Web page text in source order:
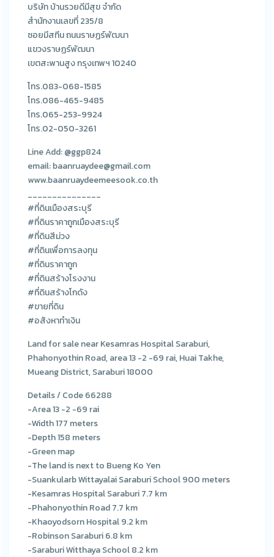
บริษัท บ้านรวยดีมีสุข จำกัด
สำนักงานเลขที่ 235/8
ซอยมีสทีน ถนนราษฏร์พัฒนา
แขวงราษฏร์พัฒนา
เขตสะพานสูง กรุงเทพฯ 10240
โทร.083-068-1585
โทร.086-465-9485
โทร.065-253-9924
โทร.02-050-3261
Line Add: @ggp824
email: baanruaydee@gmail.com
www.baanruaydeemeesook.co.th
_______________
#ที่ดินเมืองสระบุรี
#ที่ดินราคาถูกเมืองสระบุรี
#ที่ดินสีม่วง
#ที่ดินเพื่อการลงทุน
#ที่ดินราคาถูก
#ที่ดินสร้างโรงงาน
#ที่ดินสร้างโกดัง
#ขายที่ดิน
#อสังหาทำเงิน
Land for sale near Kesamras Hospital Saraburi,
Phahonyothin Road, area 13 -2 -69 rai, Huai Takhe,
Mueang District, Saraburi 18000
Details / Code 66288
-Area 13 -2 -69 rai
-Width 177 meters
-Depth 158 meters
-Green map
-The land is next to Bueng Ko Yen
-Suankularb Wittayalai Saraburi School 900 meters
-Kesamras Hospital Saraburi 7.7 km
-Phahonyothin Road 7.7 km
-Khaoyodsorn Hospital 9.2 km
-Robinson Saraburi 6.8 km
-Saraburi Witthaya School 8.2 km